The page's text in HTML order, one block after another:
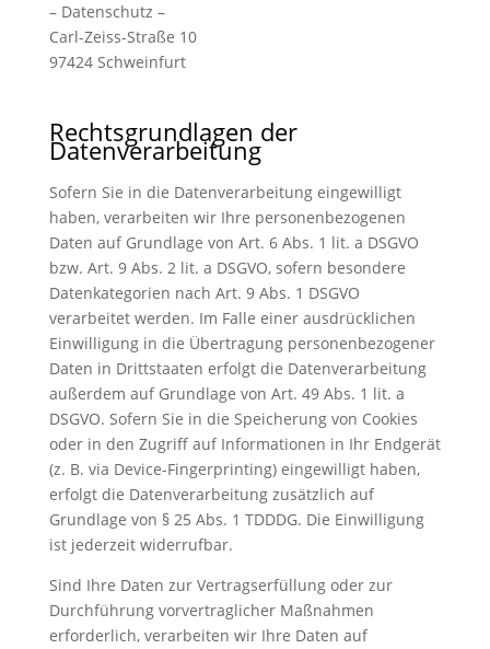
– Datenschutz –
Carl-Zeiss-Straße 10
97424 Schweinfurt
Rechtsgrundlagen der
Datenverarbeitung
Sofern Sie in die Datenverarbeitung eingewilligt
haben, verarbeiten wir Ihre personenbezogenen
Daten auf Grundlage von Art. 6 Abs. 1 lit. a DSGVO
bzw. Art. 9 Abs. 2 lit. a DSGVO, sofern besondere
Datenkategorien nach Art. 9 Abs. 1 DSGVO
verarbeitet werden. Im Falle einer ausdrücklichen
Einwilligung in die Übertragung personenbezogener
Daten in Drittstaaten erfolgt die Datenverarbeitung
außerdem auf Grundlage von Art. 49 Abs. 1 lit. a
DSGVO. Sofern Sie in die Speicherung von Cookies
oder in den Zugriff auf Informationen in Ihr Endgerät
(z. B. via Device-Fingerprinting) eingewilligt haben,
erfolgt die Datenverarbeitung zusätzlich auf
Grundlage von § 25 Abs. 1 TDDDG. Die Einwilligung
ist jederzeit widerrufbar.
Sind Ihre Daten zur Vertragserfüllung oder zur
Durchführung vorvertraglicher Maßnahmen
erforderlich, verarbeiten wir Ihre Daten auf